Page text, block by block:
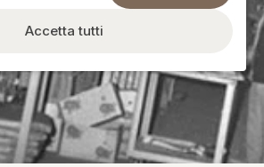
Chi siamo
Accetta tutti